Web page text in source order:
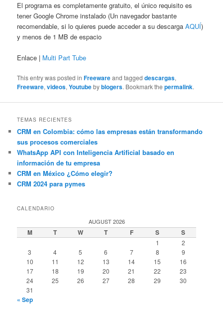
El programa es completamente gratuito, el único requisito es
tener Google Chrome instalado (Un navegador bastante
recomendable, si lo quieres puede acceder a su descargaAQUÍ)
y menos de 1 MB de espacio
Enlace | Multi Part Tube
This entry was posted inFreewareand taggeddescargas,
Freeware,videos,Youtubebyblogers. Bookmark thepermalink.
TEMAS RECIENTES
CRM en Colombia: cómo las empresas están transformando
sus procesos comerciales
WhatsApp API con Inteligencia Artificial basado en
información de tu empresa
CRM en México ¿Cómo elegir?
CRM 2024 para pymes
CALENDARIO
AUGUST 2026
M T W T F S S
1
2
3
4 5 6 7 8
9
10
11 12 13 14 15
16
17
18 19 20 21 22
23
24
25 26 27 28 29
30
31
« Sep